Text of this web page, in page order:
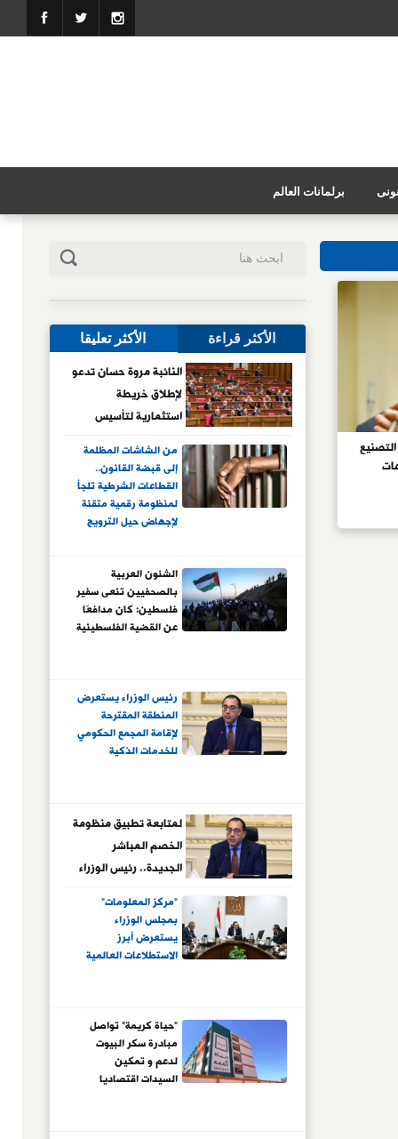
برلمانات العالم
الأكثر قراءة الأكثر تعليقا
النائبة مروة حسان تدعو
لإطلاق خريطة
استثمارية لتأسيس
المصرية بالخارج
من الشاشات المظلمة
إلى قبضة القانون..
القطاعات الشرطية تلجأ
لمنظومة رقمية متقنة
لإجهاض حيل الترويج
وخبراء أمنيون يثمنون
الاستراتيجية الرقمية
الفعالة لوزارة الداخلية
الشئون العربية
بالصحفيين تنعى سفير
فلسطين: كان مدافعًا
عن القضية الفلسطينية
رئيس الوزراء يستعرض
المنطقة المقترحة
لإقامة المجمع الحكومي
للخدمات الذكية
لمتابعة تطبيق منظومة
الخصم المباشر
الجديدة.. رئيس الوزراء
مطاحن الدقيق بمطروح
"مركز المعلومات"
بمجلس الوزراء
يستعرض أبرز
الاستطلاعات العالمية
"حياة كريمة" تواصل
مبادرة سكر البيوت
لدعم و تمكين
السيدات اقتصاديا